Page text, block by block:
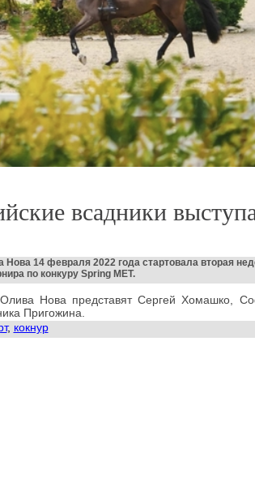
всадники
Нова 14 февраля 2022 года стартовала вторая
по конкуру Spring MET.
Нова представят Сергей Хомашко,
Пригожина.
, кокнур